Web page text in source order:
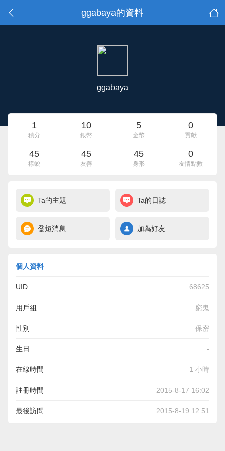
ggabaya的資料
ggabaya
1
積分
10
銀幣
5
金幣
0
貢獻
45
樣貌
45
友善
45
身形
0
友情點數
Ta的主題 Ta的日誌
發短消息 加為好友
個人資料
UID 68625
用戶組 窮鬼
性別 保密
生日 -
在線時間 1 小時
註冊時間 2015-8-17 16:02
最後訪問 2015-8-19 12:51